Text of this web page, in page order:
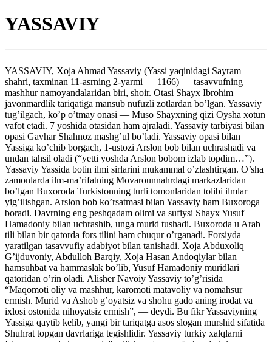
YASSAVIY
YASSAVIY, Xoja Ahmad Yassaviy (Yassi yaqinidagi Sayram
shahri, taxminan 11-asrning 2-yarmi — 1166) — tasavvufning
mashhur namoyandalaridan biri, shoir. Otasi Shayx Ibrohim
javonmardlik tariqatiga mansub nufuzli zotlardan bo’lgan. Yassaviy
tug’ilgach, ko’p o’tmay onasi — Muso Shayxning qizi Oysha xotun
vafot etadi. 7 yoshida otasidan ham ajraladi. Yassaviy tarbiyasi bilan
opasi Gavhar Shahnoz mashg’ul bo’ladi. Yassaviy opasi bilan
Yassiga ko’chib borgach, 1-ustozi Arslon bob bilan uchrashadi va
undan tahsil oladi (“yetti yoshda Arslon bobom izlab topdim…”).
Yassaviy Yassida botin ilmi sirlarini mukammal o’zlashtirgan. O’sha
zamonlarda ilm-ma’rifatning Movarounnahrdagi markazlaridan
bo’lgan Buxoroda Turkistonning turli tomonlaridan tolibi ilmlar
yig’ilishgan. Arslon bob ko’rsatmasi bilan Yassaviy ham Buxoroga
boradi. Davrning eng peshqadam olimi va sufiysi Shayx Yusuf
Hamadoniy bilan uchrashib, unga murid tushadi. Buxoroda u Arab
tili bilan bir qatorda fors tilini ham chuqur o’rganadi. Forsiyda
yaratilgan tasavvufiy adabiyot bilan tanishadi. Xoja Abduxoliq
G’ijduvoniy, Abdulloh Barqiy, Xoja Hasan Andoqiylar bilan
hamsuhbat va hammaslak bo’lib, Yusuf Hamadoniy muridlari
qatoridan o’rin oladi. Alisher Navoiy Yassaviy to’g’risida
“Maqomoti oliy va mashhur, karomoti matavoliy va nomahsur
ermish. Murid va Ashob g’oyatsiz va shohu gado aning irodat va
ixlosi ostonida nihoyatsiz ermish”, — deydi. Bu fikr Yassaviyning
Yassiga qaytib kelib, yangi bir tariqatga asos slogan murshid sifatida
Shuhrat topgan davrlariga tegishlidir. Yassaviy turkiy xalqlarni